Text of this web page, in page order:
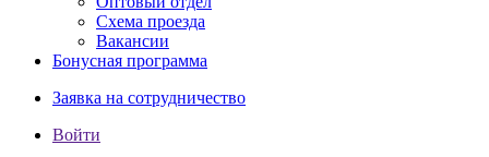
Схема проезда
Вакансии
Бонусная программа
Заявка на сотрудничество
Войти